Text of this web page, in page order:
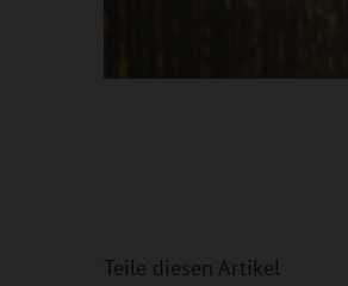
Teile diesen Artikel